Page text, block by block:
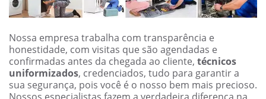
Nossa empresa trabalha com transparência e
honestidade, com visitas que são agendadas e
confirmadas antes da chegada ao cliente, técnicos
uniformizados, credenciados, tudo para garantir a
sua segurança, pois você é o nosso bem mais precioso.